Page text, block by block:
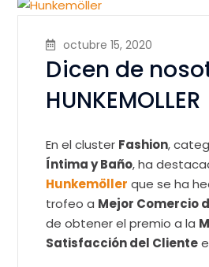
octubre 15, 2020
Dicen de
HUNKEMOLLER
En el cluster Fashion,
Íntima y Baño, ha
Hunkemöller que se ha
trofeo a Mejor Comercio
de obtener el premio a la
Satisfacción del Cliente